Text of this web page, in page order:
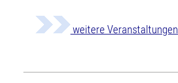
weitere Veranstaltungen